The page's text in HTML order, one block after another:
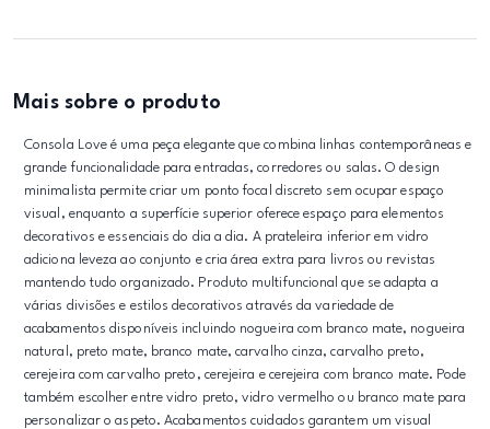
Mais sobre o produto
Consola Love é uma peça elegante que combina linhas contemporâneas e
grande funcionalidade para entradas, corredores ou salas. O design
minimalista permite criar um ponto focal discreto sem ocupar espaço
visual, enquanto a superfície superior oferece espaço para elementos
decorativos e essenciais do dia a dia. A prateleira inferior em vidro
adiciona leveza ao conjunto e cria área extra para livros ou revistas
mantendo tudo organizado. Produto multifuncional que se adapta a
várias divisões e estilos decorativos através da variedade de
acabamentos disponíveis incluindo nogueira com branco mate, nogueira
natural, preto mate, branco mate, carvalho cinza, carvalho preto,
cerejeira com carvalho preto, cerejeira e cerejeira com branco mate. Pode
também escolher entre vidro preto, vidro vermelho ou branco mate para
personalizar o aspeto. Acabamentos cuidados garantem um visual